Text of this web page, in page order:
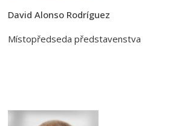
David Alonso Rodríguez
Místopředseda představenstva